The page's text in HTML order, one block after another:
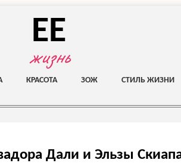
EE
жизнь
КРАСОТА ЗОЖ СТИЛЬ ЖИЗНИ
Дали и Эльзы